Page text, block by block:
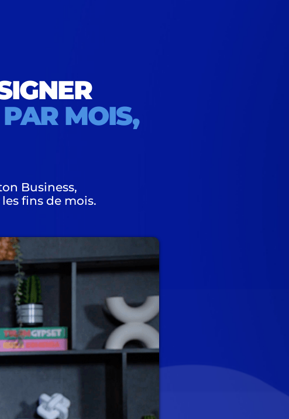
MOIS,
Business,
fins de mois.